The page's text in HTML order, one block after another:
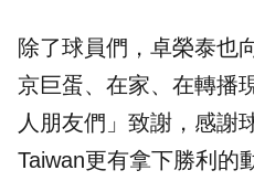
除了球員們，卓榮泰也
京巨蛋、在家、在轉播
人朋友們」致謝，感謝
Taiwan更有拿下勝利的